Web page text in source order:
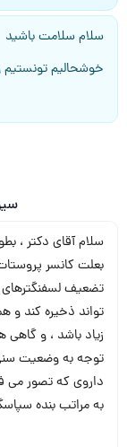
سلام سلامت باشید
خوشحالیم تونستیم
بعلت کانسر
تضعیف لسفنگترهای
تواند ذخیره کند و
زیاد باشد ، و گاهی
داروی که تصور می
به مراتب بنده